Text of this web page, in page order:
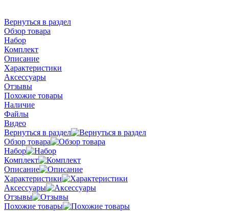
Вернуться в раздел
Обзор товара
Набор
Комплект
Описание
Характеристики
Аксессуары
Отзывы
Похожие товары
Наличие
Файлы
Видео
Вернуться в раздел
Обзор товара
Набор
Комплект
Описание
Характеристики
Аксессуары
Отзывы
Похожие товары